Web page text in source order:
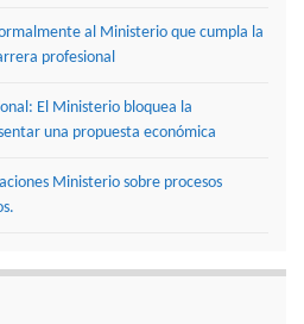
al Ministerio que cumpla la
profesional
El Ministerio bloquea la
una propuesta económica
Ministerio sobre procesos